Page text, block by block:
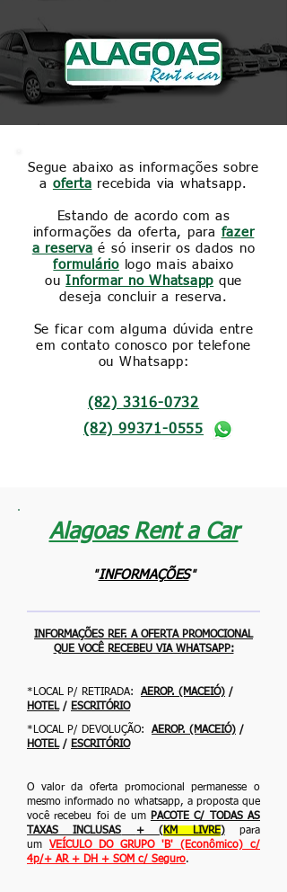
Segue abaixo as informações sobre
a oferta recebida via whatsapp.
Estando de acordo com as
informações da oferta, para fazer
a reserva é só inserir os dados no
formuláriologo mais abaixo
ouInformar no Whatsapp que
deseja concluir a reserva.
Se ficar com alguma dúvida entre
em contato conosco por telefone
ou Whatsapp:
(82) 3316-0732
(82) 99371-0555
Alagoas Rent a Car
"INFORMAÇÕES"
INFORMAÇÕES REF. A OFERTA PROMOCIONAL
QUE VOCÊ RECEBEU VIA WHATSAPP:
*LOCAL P/ RETIRADA: AEROP. (MACEIÓ) /
HOTEL/ ESCRITÓRIO
*LOCAL P/ DEVOLUÇÃO: AEROP. (MACEIÓ) /
HOTEL/ ESCRITÓRIO
O valor da oferta promocional permanesse o
mesmo informado no whatsapp, a proposta que
você recebeu foi de um PACOTE C/ TODAS AS
TAXAS INCLUSAS
+ ( KM LIVRE)para
um VEÍCULO DO GRUPO 'B' (Econômico) c/
4p/+ AR + DH + SOM c/ Seguro.